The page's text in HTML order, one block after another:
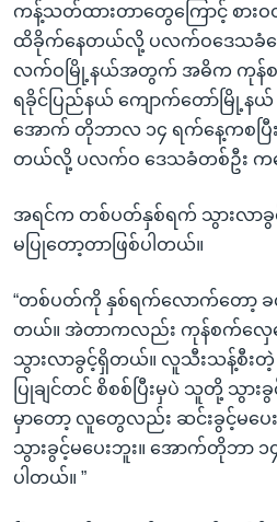
ကန့်သတ်ထားတာတွေကြောင့် စားဝ
ထိခိုက်နေတယ်လို့ ပလက်ဝဒေသခံတွေ
လက်ဝမြို့နယ်အတွက် အဓိက ကုန်စည်
ရခိုင်ပြည်နယ် ကျောက်တော်မြို့နယ်
အောက် တိုဘာလ ၁၄ ရက်နေ့ကစပြီ
တယ်လို့ ပလက်ဝ ဒေသခံတစ်ဦး ကပ
အရင်က တစ်ပတ်နှစ်ရက် သွားလာခွင့်
မပြုတော့တာဖြစ်ပါတယ်။
“တစ်ပတ်ကို နှစ်ရက်လောက်တော့ ခ
တယ်။ အဲတာကလည်း ကုန်စက်လှေ
သွားလာခွင့်ရှိတယ်။ လူသီးသန့်စီး
ပြုချင်တင် စိစစ်ပြီးမှပဲ သူတို့ သွား
မှာတော့ လူတွေလည်း ဆင်းခွင့်မပ
သွားခွင့်မပေးဘူး။ အောက်တိုဘာ
ပါတယ်။ ”